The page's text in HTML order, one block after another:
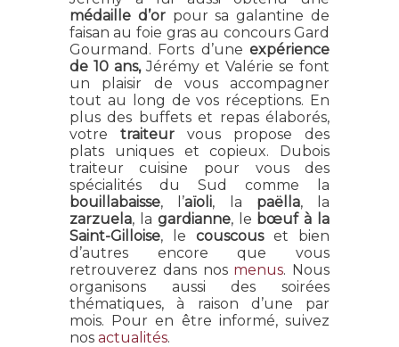
médaille d’orpour sa galantine de
faisan au foie gras au concours Gard
Gourmand. Forts d’uneexpérience
de 10 ans,Jérémy et Valérie se font
un plaisir de vous accompagner
tout au long de vos réceptions. En
plus des buffets et repas élaborés,
votre traiteur vous propose des
plats uniques et copieux. Dubois
traiteur cuisine pour vous des
spécialités du Sud comme la
bouillabaisse, l’aïoli, la paëlla, la
zarzuela, la gardianne, le bœuf à la
Saint-Gilloise, le couscouset bien
d’autres encore que vous
retrouverez dans nos menus. Nous
organisons aussi des soirées
thématiques, à raison d’une par
mois. Pour en être informé, suivez
nos actualités.